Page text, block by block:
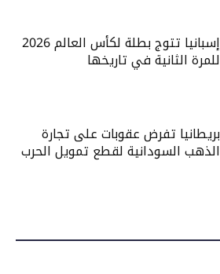
إسبانيا تتوج بطلة لكأس العالم 2026
للمرة الثانية في تاريخها
بريطانيا تفرض عقوبات على تجارة
الذهب السودانية لقطع تمويل الحرب